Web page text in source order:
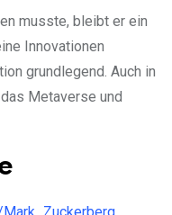
musste, bleibt er ein
Innovationen
grundlegend. Auch in
Metaverse und